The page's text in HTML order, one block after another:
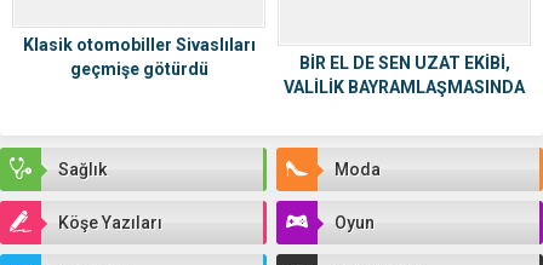
Klasik otomobiller Sivaslıları
geçmişe götürdü
BİR EL DE SEN UZAT EKİBİ,
VALİLİK BAYRAMLAŞMASINDA
Sağlık Moda
Köşe Yazıları Oyun